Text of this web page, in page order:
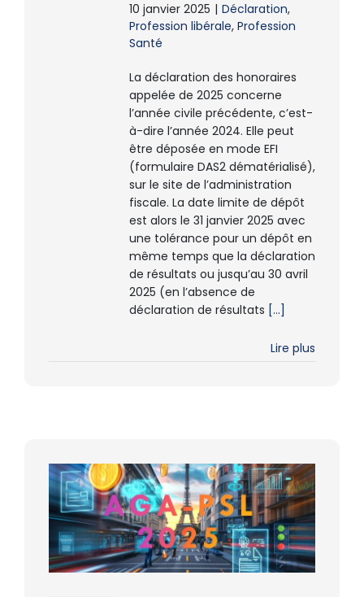
10 janvier 2025 | Déclaration,
Profession libérale, Profession
Santé
La déclaration des honoraires
appelée de 2025 concerne
l’année civile précédente, c’est-
à-dire l’année 2024. Elle peut
être déposée en mode EFI
(formulaire DAS2 dématérialisé),
sur le site de l’administration
fiscale. La date limite de dépôt
est alors le 31 janvier 2025 avec
une tolérance pour un dépôt en
même temps que la déclaration
de résultats ou jusqu’au 30 avril
2025 (en l’absence de
déclaration de résultats [...]
Lire plus